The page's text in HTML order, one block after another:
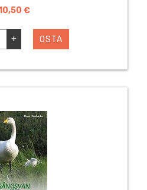
€
+ OSTA